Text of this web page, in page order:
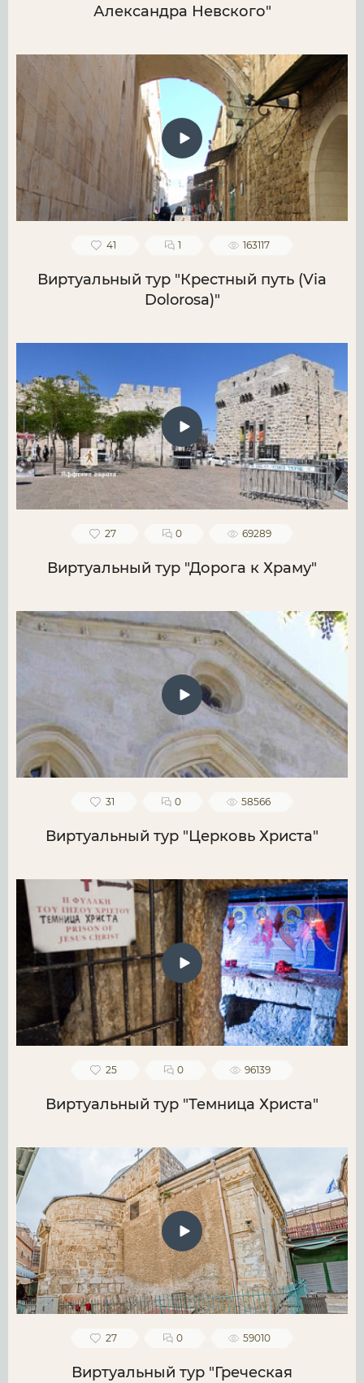
Александра Невского"
41 1 163117
Виртуальный тур "Крестный путь (Via
Dolorosa)"
27 0 69289
Виртуальный тур "Дорога к Храму"
31 0 58566
Виртуальный тур "Церковь Христа"
25 0 96139
Виртуальный тур "Темница Христа"
27 0 59010
Виртуальный тур "Греческая